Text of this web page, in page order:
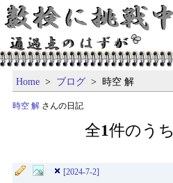
Home > ブログ > 時空 解
時空 解 さんの日記
全1件のうち
[2024-7-2]